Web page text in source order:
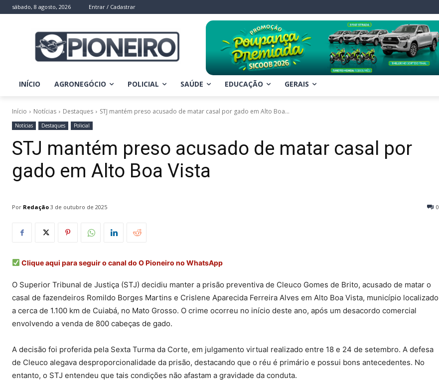
sábado, 8 agosto, 2026 Entrar / Cadastrar
INÍCIO AGRONEGÓCIO POLICIAL SAÚDE EDUCAÇÃO GERAIS
Início Notícias Destaques STJ mantém preso acusado de matar casal por gado em Alto Boa...
Notícias Destaques Policial
STJ mantém preso acusado de matar casal por
gado em Alto Boa Vista
Por Redação 0
3 de outubro de 2025
Clique aqui para seguir o canal do O Pioneiro no WhatsApp
O Superior Tribunal de Justiça (STJ) decidiu manter a prisão preventiva de Cleuco Gomes de Brito, acusado de matar o
casal de fazendeiros Romildo Borges Martins e Crislene Aparecida Ferreira Alves em Alto Boa Vista, município localizado
a cerca de 1.100 km de Cuiabá, no Mato Grosso. O crime ocorreu no início deste ano, após um desacordo comercial
envolvendo a venda de 800 cabeças de gado.
A decisão foi proferida pela Sexta Turma da Corte, em julgamento virtual realizado entre 18 e 24 de setembro. A defesa
de Cleuco alegava desproporcionalidade da prisão, destacando que o réu é primário e possui bons antecedentes. No
entanto, o STJ entendeu que tais condições não afastam a gravidade da conduta.